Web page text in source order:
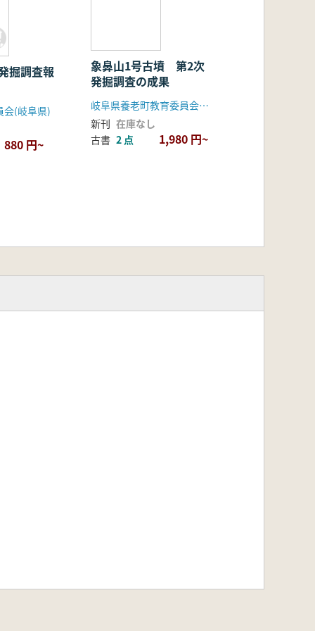
掘調査報
会(岐阜県)
880 円~
象鼻山1号古墳 第2次
発掘調査の成果
岐阜県養老町教育委員会 富山大学人文学部考古学研究室
新刊 在庫なし
古書 2 点 1,980 円~